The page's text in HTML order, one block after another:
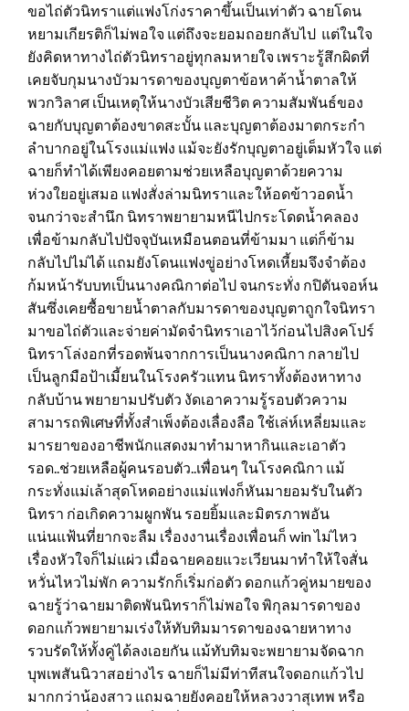
ขอไถ่ตัวนิทราแต่แฟงโก่งราคาขึ้นเป็นเท่าตัว ฉายโดน
หยามเกียรติก็ไม่พอใจ แต่ถึงจะยอมถอยกลับไป แต่ในใจ
ยังคิดหาทางไถ่ตัวนิทราอยู่ทุกลมหายใจ เพราะรู้สึกผิดที่
เคยจับกุมนางบัวมารดาของบุญตาข้อหาค้าน้ำตาลให้
พวกวิลาศ เป็นเหตุให้นางบัวเสียชีวิต ความสัมพันธ์ของ
ฉายกับบุญตาต้องขาดสะบั้น และบุญตาต้องมาตกระกำ
ลำบากอยู่ในโรงแม่แฟง แม้จะยังรักบุญตาอยู่เต็มหัวใจ แต่
ฉายก็ทำได้เพียงคอยตามช่วยเหลือบุญตาด้วยความ
ห่วงใยอยู่เสมอ แฟงสั่งล่ามนิทราและให้อดข้าวอดน้ำ
จนกว่าจะสำนึก นิทราพยายามหนีไปกระโดดน้ำคลอง
เพื่อข้ามกลับไปปัจจุบันเหมือนตอนที่ข้ามมา แต่ก็ข้าม
กลับไปไม่ได้ แถมยังโดนแฟงขู่อย่างโหดเหี้ยมจึงจำต้อง
ก้มหน้ารับบทเป็นนางคณิกาต่อไป จนกระทั่ง กปิตันจอห์น
สันซึ่งเคยซื้อขายน้ำตาลกับมารดาของบุญตาถูกใจนิทรา
มาขอไถ่ตัวและจ่ายค่ามัดจำนิทราเอาไว้ก่อนไปสิงคโปร์
นิทราโล่งอกที่รอดพ้นจากการเป็นนางคณิกา กลายไป
เป็นลูกมือป้าเมี้ยนในโรงครัวแทน นิทราทั้งต้องหาทาง
กลับบ้าน พยายามปรับตัว งัดเอาความรู้รอบตัวความ
สามารถพิเศษที่ทั้งสำเพ็งต้องเลื่องลือ ใช้เล่ห์เหลี่ยมและ
มารยาของอาชีพนักแสดงมาทำมาหากินและเอาตัว
รอด..ช่วยเหลือผู้คนรอบตัว..เพื่อนๆ ในโรงคณิกา แม้
กระทั่งแม่เล้าสุดโหดอย่างแม่แฟงก็หันมายอมรับในตัว
นิทรา ก่อเกิดความผูกพัน รอยยิ้มและมิตรภาพอัน
แน่นแฟ้นที่ยากจะลืม เรื่องงานเรื่องเพื่อนก็ win ไม่ไหว
เรื่องหัวใจก็ไม่แผ่ว เมื่อฉายคอยแวะเวียนมาทำให้ใจสั่น
หวั่นไหวไม่พัก ความรักก็เริ่มก่อตัว ดอกแก้วคู่หมายของ
ฉายรู้ว่าฉายมาติดพันนิทราก็ไม่พอใจ พิกุลมารดาของ
ดอกแก้วพยายามเร่งให้ทับทิมมารดาของฉายหาทาง
รวบรัดให้ทั้งคู่ได้ลงเอยกัน แม้ทับทิมจะพยายามจัดฉาก
บุพเพสันนิวาสอย่างไร ฉายก็ไม่มีท่าทีสนใจดอกแก้วไป
มากกว่าน้องสาว แถมฉายยังคอยให้หลวงวาสุเทพ หรือ